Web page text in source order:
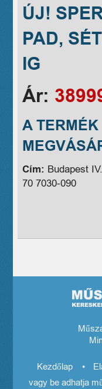
ÚJ!
PAD,
IG
Ár:
A TERMÉK
Cím: Budapest
70 7030-090
Kezdőlap
vagy be adhatja